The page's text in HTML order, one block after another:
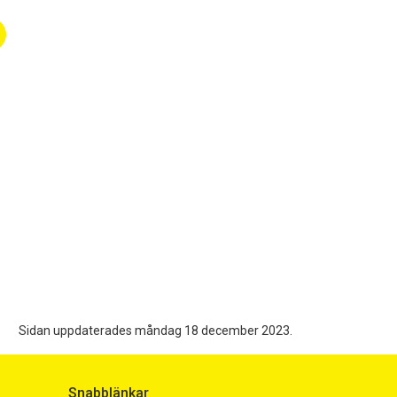
Sidan uppdaterades måndag 18 december 2023.
Snabblänkar